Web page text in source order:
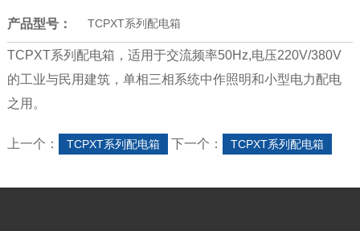
产品型号： TCPXT系列配电箱
TCPXT系列配电箱，适用于交流频率50Hz,电压220V/380V
的工业与民用建筑，单相三相系统中作照明和小型电力配电
之用。
上一个： TCPXT系列配电箱 下一个： TCPXT系列配电箱